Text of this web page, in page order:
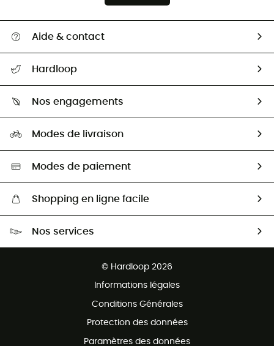
Aide & contact
Retour & remboursement
Guide des tailles
Seconde Main
Aide & Contact
Hardloop
HardGuides
Nos engagements
Sélection éco-responsable
Modes de livraison
Modes de paiement
Shopping en ligne facile
Nos services
© Hardloop 2026
Informations légales
Conditions Générales
Protection des données
Paramètres des données